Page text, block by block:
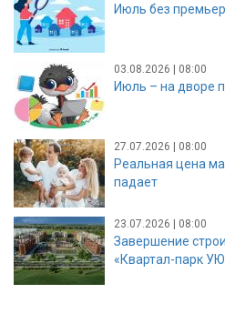
Июль без
03.08.2026 | 08:00
Июль – на дворе
27.07.2026 | 08:00
Реальная цена
падает
23.07.2026 | 08:00
Завершение
«Квартал-парк